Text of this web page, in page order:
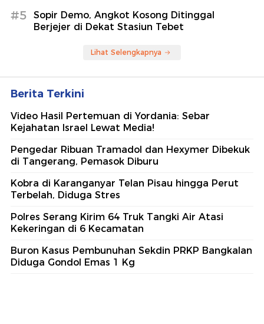
#5
Sopir Demo, Angkot Kosong Ditinggal
Berjejer di Dekat Stasiun Tebet
Lihat Selengkapnya
Berita Terkini
Video Hasil Pertemuan di Yordania: Sebar
Kejahatan Israel Lewat Media!
Pengedar Ribuan Tramadol dan Hexymer Dibekuk
di Tangerang, Pemasok Diburu
Kobra di Karanganyar Telan Pisau hingga Perut
Terbelah, Diduga Stres
Polres Serang Kirim 64 Truk Tangki Air Atasi
Kekeringan di 6 Kecamatan
Buron Kasus Pembunuhan Sekdin PRKP Bangkalan
Diduga Gondol Emas 1 Kg